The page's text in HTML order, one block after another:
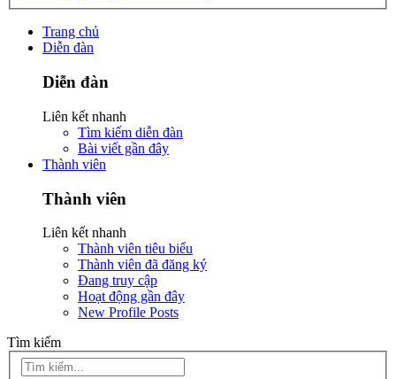
Trang chủ
Diễn đàn
Diễn đàn
Liên kết nhanh
Tìm kiếm diễn đàn
Bài viết gần đây
Thành viên
Thành viên
Liên kết nhanh
Thành viên tiêu biểu
Thành viên đã đăng ký
Đang truy cập
Hoạt động gần đây
New Profile Posts
Tìm kiếm